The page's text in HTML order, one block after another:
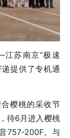
苏南京“极速
提供了专机通
樱桃的采收节
待6月进入樱桃
757-200F。与